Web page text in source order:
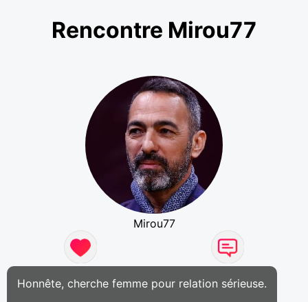
Rencontre Mirou77
Mirou77
Honnête, cherche femme pour relation sérieuse.